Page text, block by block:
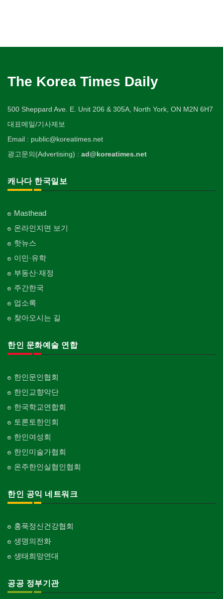
The Korea Times Daily
500 Sheppard Ave. E. Unit 206 & 305A, North York, ON M2N 6H7
대표메일/기사제보
Email : public@koreatimes.net
광고문의(Advertising) : ad@koreatimes.net
캐나다 한국일보
Masthead
온라인지면 보기
핫뉴스
이민·유학
부동산·재정
주간한국
업소록
찾아오시는 길
한인 문화예술 연합
한인문인협회
한인교향악단
한국학교연합회
토론토한인회
한인여성회
한인미술가협회
온주한인실협인협회
한인 공익 네트워크
홍푹정신건강협회
생명의전화
생태희망연대
공공 정부기관